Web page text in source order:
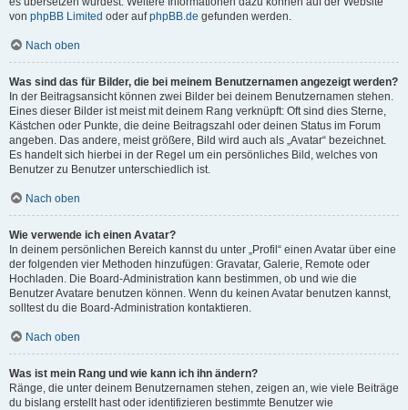
von phpBB Limited oder aufphpBB.de gefunden werden.
Nach oben
Was sind das für Bilder, die bei meinem Benutzernamen angezeigt werden?
In der Beitragsansicht können zwei Bilder bei deinem Benutzernamen stehen.
Eines dieser Bilder ist meist mit deinem Rang verknüpft: Oft sind dies Sterne,
Kästchen oder Punkte, die deine Beitragszahl oder deinen Status im Forum
angeben. Das andere, meist größere, Bild wird auch als „Avatar“ bezeichnet.
Es handelt sich hierbei in der Regel um ein persönliches Bild, welches von
Benutzer zu Benutzer unterschiedlich ist.
Nach oben
Wie verwende ich einen Avatar?
In deinem persönlichen Bereich kannst du unter „Profil“ einen Avatar über eine
der folgenden vier Methoden hinzufügen: Gravatar, Galerie, Remote oder
Hochladen. Die Board-Administration kann bestimmen, ob und wie die
Benutzer Avatare benutzen können. Wenn du keinen Avatar benutzen kannst,
solltest du die Board-Administration kontaktieren.
Nach oben
Was ist mein Rang und wie kann ich ihn ändern?
Ränge, die unter deinem Benutzernamen stehen, zeigen an, wie viele Beiträge
du bislang erstellt hast oder identifizieren bestimmte Benutzer wie